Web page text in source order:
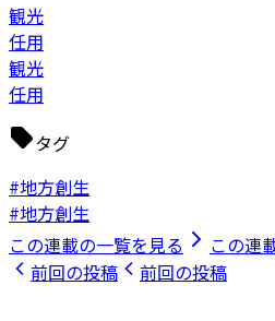
観光
任用
観光
任用
タグ
#地方創生
#地方創生
この連載の一覧を見る
この連
前回の投稿
前回の投稿